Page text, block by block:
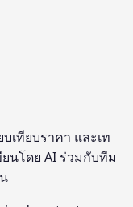
เทียบราคา และเท
นโดย AI ร่วมกับทีม